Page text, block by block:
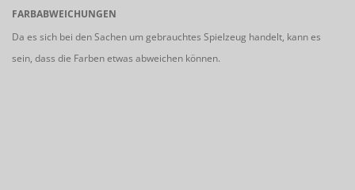
FARBABWEICHUNGEN
Da es sich bei den Sachen um gebrauchtes Spielzeug handelt, kann es
sein, dass die Farben etwas abweichen können.